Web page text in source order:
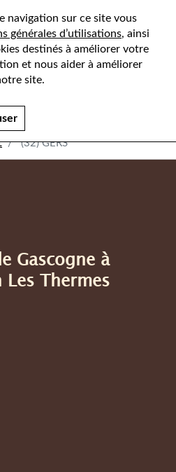
navigation sur ce site vous
générales d’utilisations, ainsi
destinés à améliorer votre
et nous aider à améliorer
site.
(32) GERS
Gascogne à
Les Thermes